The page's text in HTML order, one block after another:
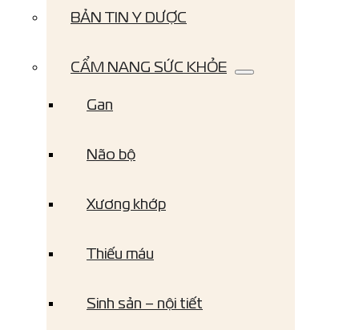
BẢN TIN Y DƯỢC
CẨM NANG SỨC KHỎE
Gan
Não bộ
Xương khớp
Thiếu máu
Sinh sản – nội tiết